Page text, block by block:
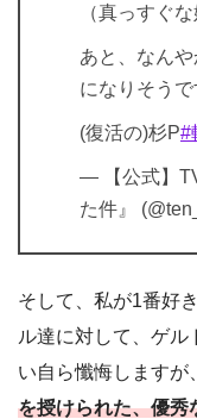
（真っすぐな
あと、なん
になりそうで
(復活の)杉P#
— 【公式】
た件』
そして、私が1番好
ル達に対して、ゲル
い自ら懺悔しますが
を授けられた、優秀